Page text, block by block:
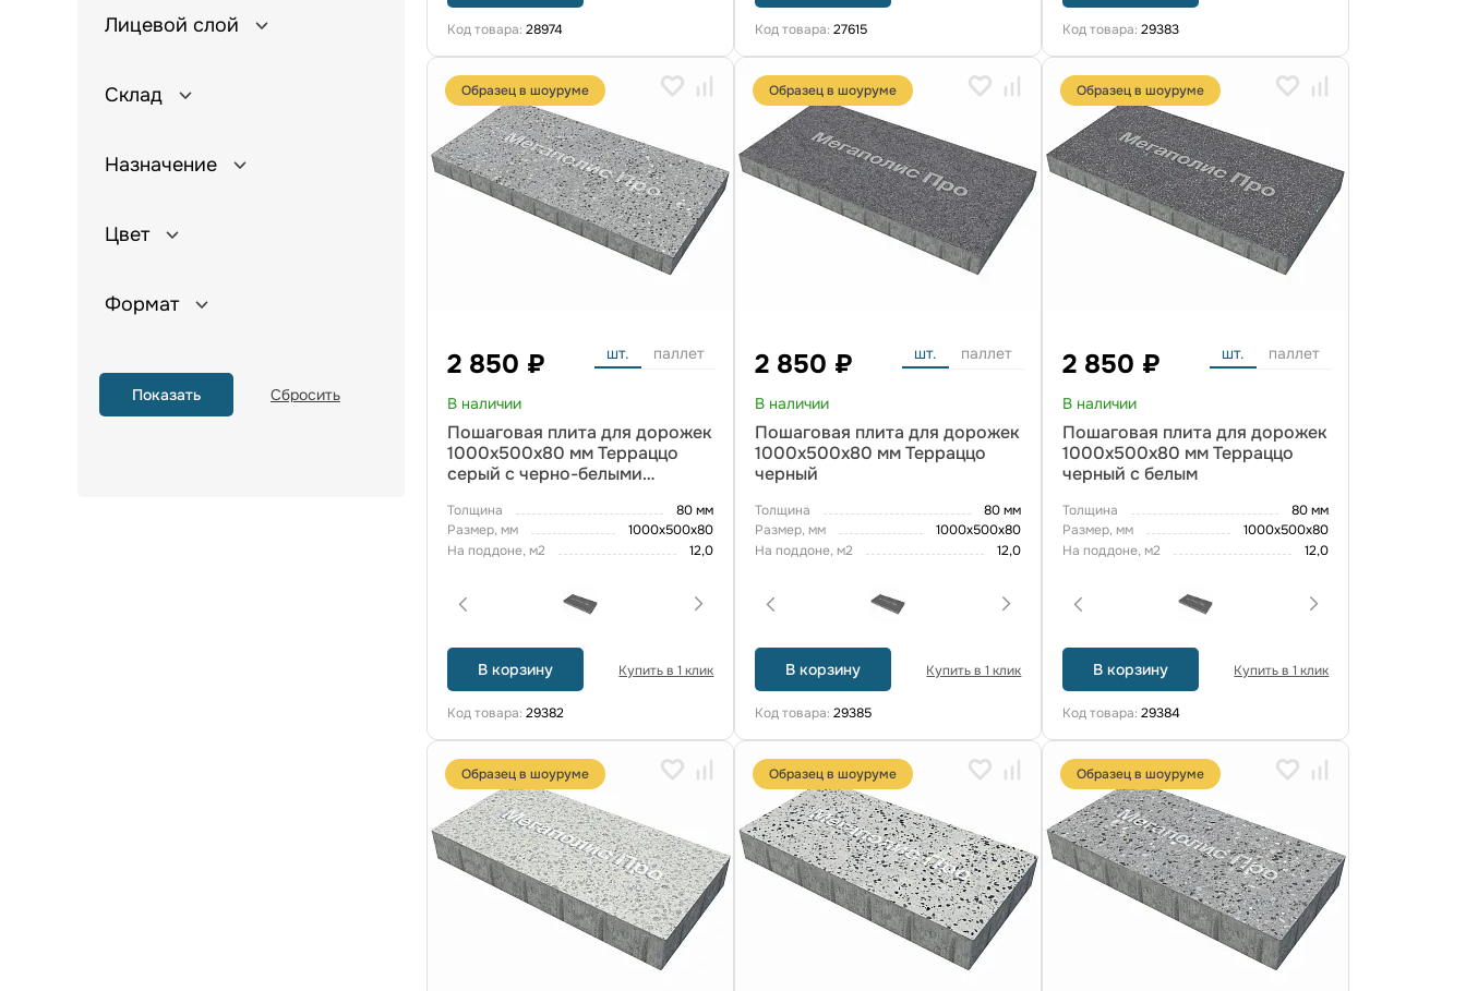
Лицевой слой
Склад
Назначение
Цвет
Формат
Код товара:28974 Код товара:27615 Код товара:29383
Образец в шоуруме
2 850 ₽ шт. паллет
В наличии
Пошаговая плита для дорожек
1000x500x80 мм Терраццо
серый с черно-белыми
Толщина
80 мм
Размер, мм
1000x500x80
На поддоне, м2
12,0
В корзину Купить в 1 клик
Код товара:29382
Образец в шоуруме
2 850 ₽ шт. паллет
В наличии
Пошаговая плита для дорожек
1000x500x80 мм Терраццо
черный
Толщина
80 мм
Размер, мм
1000x500x80
На поддоне, м2
12,0
В корзину Купить в 1 клик
Код товара:29385
Образец в шоуруме
2 850 ₽ шт. паллет
В наличии
Пошаговая плита для дорожек
1000x500x80 мм Терраццо
черный с белым
Толщина
80 мм
Размер, мм
1000x500x80
На поддоне, м2
12,0
В корзину Купить в 1 клик
Код товара:29384
Образец в шоуруме Образец в шоуруме Образец в шоуруме